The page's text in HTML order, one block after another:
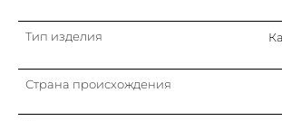
Тип изделия
Страна происхождения